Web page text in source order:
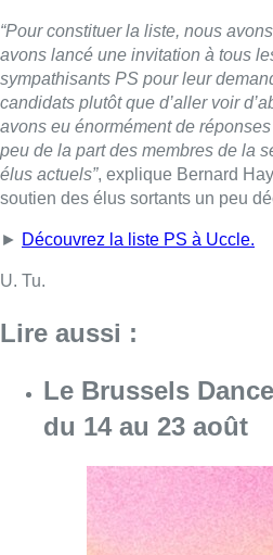
“Pour constituer la liste, nous
avons lancé une invitation à tous
sympathisants PS pour leur
candidats plutôt que d’aller voir
avons eu énormément de
peu de la part des membres de la
élus actuels”, explique Bernard
soutien des élus sortants un peu
► Découvrez la liste PS à Uccle.
U. Tu.
Lire aussi :
Le Brussels
du 14 au 23 août